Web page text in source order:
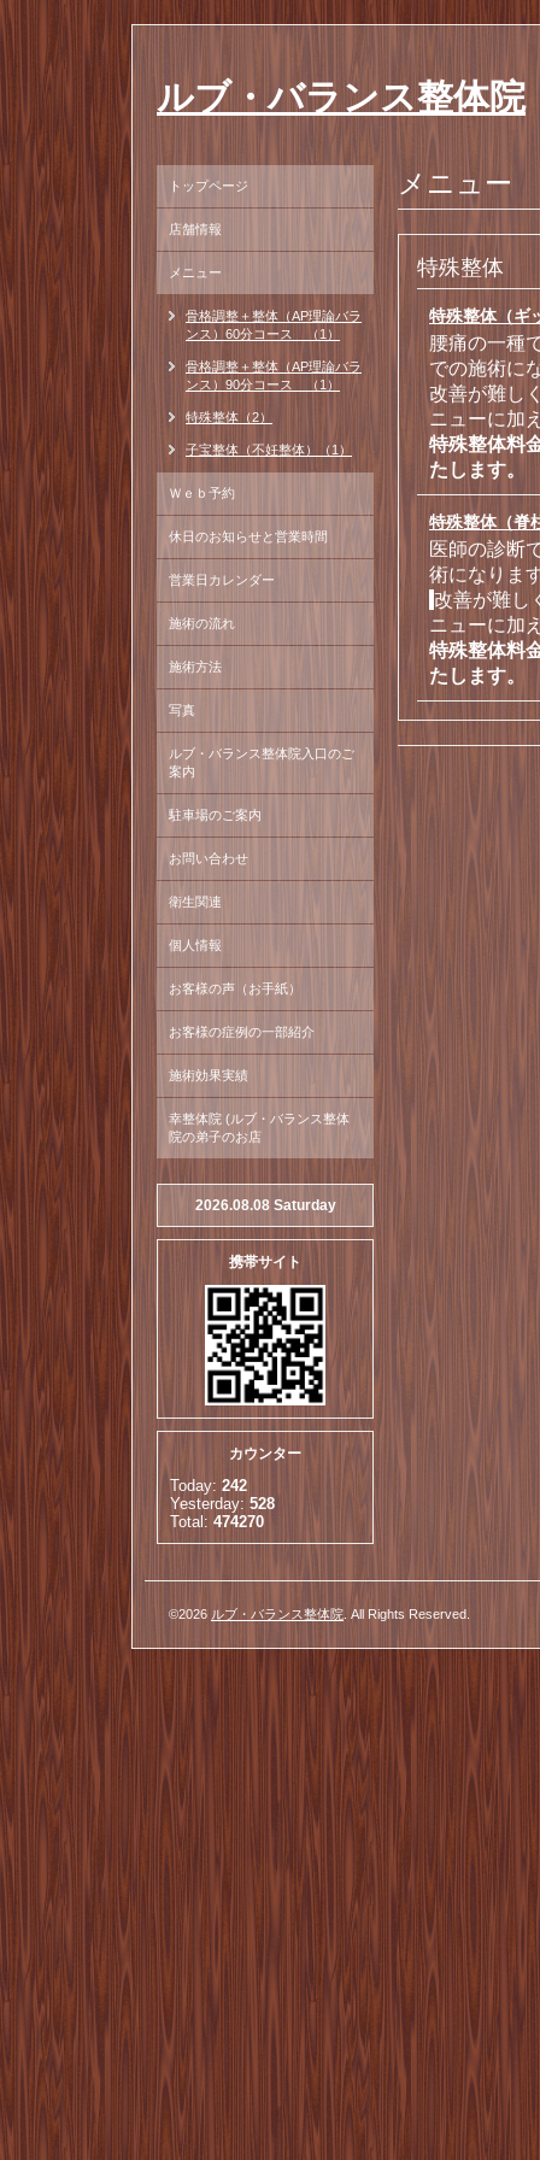
ルブ・バランス整体院
メニュー
特殊整体
特殊整体（ギ
腰痛の一種
での施術に
改善が難し
ニューに加
特殊整体料
たします。
特殊整体（
医師の診断
術になりま
改善が難し
ニューに加
特殊整体料
たします。
トップページ
店舗情報
メニュー
骨格調整＋整体（AP理論バラ
ンス）60分コース （1）
骨格調整＋整体（AP理論バラ
ンス）90分コース （1）
特殊整体（2）
子宝整体（不妊整体）（1）
Ｗｅｂ予約
休日のお知らせと営業時間
営業日カレンダー
施術の流れ
施術方法
写真
ルブ・バランス整体院入口のご
案内
駐車場のご案内
お問い合わせ
衛生関連
個人情報
お客様の声（お手紙）
お客様の症例の一部紹介
施術効果実績
幸整体院 (ルブ・バランス整体
院の弟子のお店
2026.08.08 Saturday
携帯サイト
カウンター
Today: 242
Yesterday: 528
Total: 474270
©2026 ルブ・バランス整体院 . All Rights Reserved.